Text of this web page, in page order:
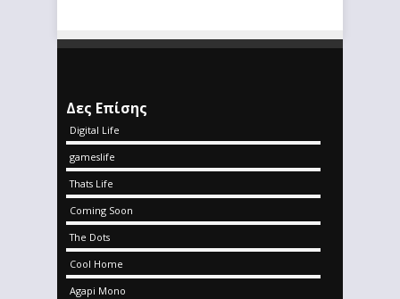
Δες Επίσης
Digital Life
gameslife
Thats Life
Coming Soon
The Dots
Cool Home
Agapi Mono